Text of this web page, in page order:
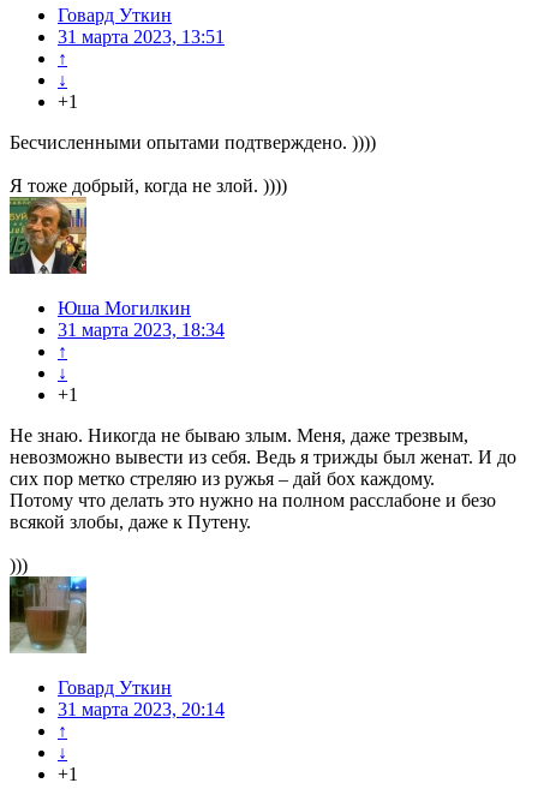
Говард Уткин
31 марта 2023, 13:51
↑
↓
+1
Бесчисленными опытами подтверждено. ))))
Я тоже добрый, когда не злой. ))))
Юша Могилкин
31 марта 2023, 18:34
↑
↓
+1
Не знаю. Никогда не бываю злым. Меня, даже трезвым,
невозможно вывести из себя. Ведь я трижды был женат. И до
сих пор метко стреляю из ружья – дай бох каждому.
Потому что делать это нужно на полном расслабоне и безо
всякой злобы, даже к Путену.
)))
Говард Уткин
31 марта 2023, 20:14
↑
↓
+1